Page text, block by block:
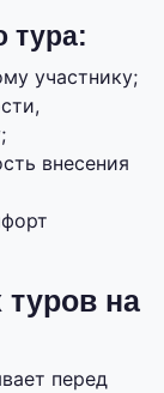
тура:
участнику;
внесения
туров на
перед